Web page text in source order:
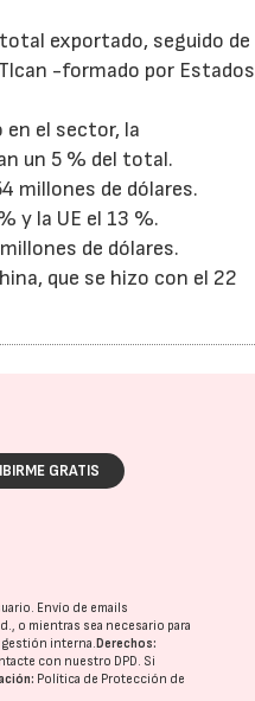
exportado, seguido de
-formado por Estados
el sector, la
un 5 % del total.
millones de dólares.
y la UE el 13 %.
de dólares.
que se hizo con el 22
GRATIS
Envío de emails
o mientras sea necesario para
gestión interna.Derechos:
con nuestro DPD. Si
Política de Protección de
29/07/2026